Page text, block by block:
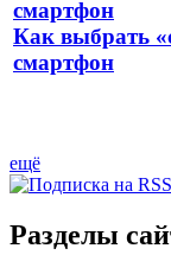
Как выбрать
смартфон
ещё
Разделы